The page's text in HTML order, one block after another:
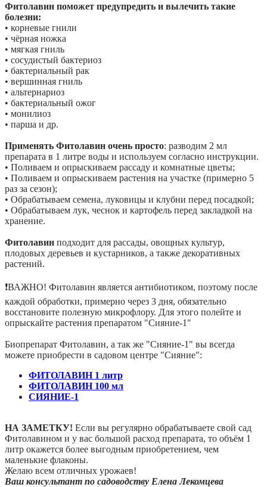
Фитолавин поможет предупредить и вылечить такие
болезни:
• корневые гнили
• чёрная ножка
• мягкая гниль
• сосудистый бактериоз
• бактериальный рак
• вершинная гниль
• альтернариоз
• бактериальный ожог
• монилиоз
• парша и др.
Применять Фитолавин очень просто: разводим 2 мл
препарата в 1 литре воды и используем согласно инструкции.
• Поливаем и опрыскиваем рассаду и комнатные цветы;
• Поливаем и опрыскиваем растения на участке (примерно 5
раз за сезон);
• Обрабатываем семена, луковицы и клубни перед посадкой;
• Обрабатываем лук, чеснок и картофель перед закладкой на
хранение.
Фитолавин подходит для рассады, овощных культур,
плодовых деревьев и кустарников, а также декоративных
растений.
❗️ВАЖНО! Фитолавин является антибиотиком, поэтому после
каждой обработки, примерно через 3 дня, обязательно
восстановите полезную микрофлору. Для этого полейте и
опрыскайте растения препаратом "Сияние-1"
Биопрепарат Фитолавин, а так же "Сияние-1" вы всегда
можете приобрести в садовом центре "Сияние":
ФИТОЛАВИН 1 литр
ФИТОЛАВИН 100 мл
СИЯНИЕ-1
НА ЗАМЕТКУ! Если вы регулярно обрабатываете свой сад
Фитолавином и у вас большой расход препарата, то объём 1
литр окажется более выгодным приобретением, чем
маленькие флаконы.
Желаю всем отличных урожаев!
Ваш консультант по садоводству Елена Лекомцева